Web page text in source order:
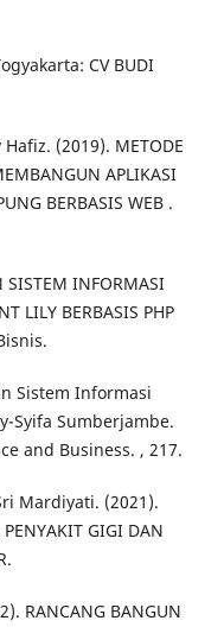
CV BUDI
(2019). METODE
APLIKASI
BERBASIS WEB .
SISTEM INFORMASI
LILY BERBASIS PHP
Sistem Informasi
Syifa Sumberjambe.
and Business. , 217.
Mardiyati. (2021).
GIGI DAN
RANCANG BANGUN